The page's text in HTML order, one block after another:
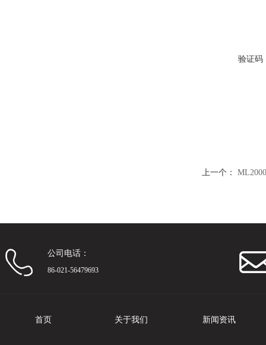
验证码
上一个：
公司电话：
86-021-56479693
首页 关于我们 新闻资讯